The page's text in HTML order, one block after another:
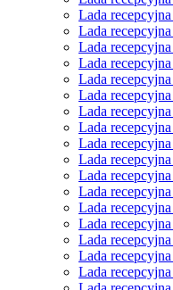
Lada
Lada
Lada
Lada
Lada
Lada
Lada
Lada
Lada
Lada
Lada
Lada
Lada
Lada
Lada
Lada
Lada